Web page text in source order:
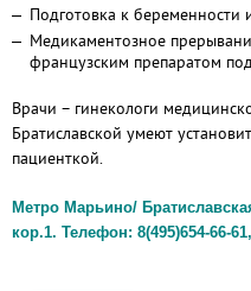
Подготовка к беременности
Медикаментозное
французским препаратом
Врачи – гинекологи
Братиславской умеют
пациенткой.
Метро Марьино/
кор.1. Телефон: 8(495)654-66-